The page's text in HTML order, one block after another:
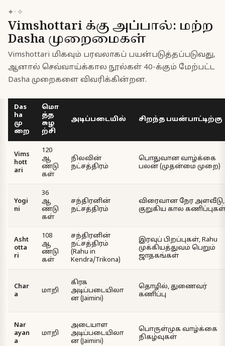
✦ · ✧
Vimshottari க்கு அப்பால்: மற்ற
Dasha முறைமைகள்
Vimshottari மிகவும் பரவலாகப் பயன்படுத்தப்படுவது,
ஆனால் செவ்வாய்க்கால நூல்கள் 40-க்கும் மேற்பட்ட
Dasha முறைகளை விவரிக்கின்றன.
Das
ha
மு
றை
மொ
த்த
சுழ
ற்சி
அடிப்படையில் சிறந்த பயன்பாட்டிற்கு
Vims
hott
ari
120
ஆ
ண்டு
கள்
நிலவின்
நட்சத்திரம்
பொதுவான வாழ்க்கை
பலன் (முதன்மை முறை)
Yogi
ni
36
ஆ
ண்டு
கள்
சந்திரனின்
நட்சத்திரம்
விரைவான நேர அளவீடு,
குறுகிய கால கணிப்புகள்
Asht
otta
ri
108
ஆ
ண்டு
கள்
சந்திரனின்
நட்சத்திரம்
(Rahu in
Kendra/Trikona)
இரவுப் பிறப்புகள், Rahu
முக்கியத்துவம் பெறும்
ஜாதகங்கள்
Char
a
மாறி
கிரக
அடிப்படையிலா
ன (Jaimini)
தொழில், துணைவர்
கணிப்பு
Nar
ayan
a
மாறி
அடையாள
அடிப்படையிலா
ன (Jaimini)
பொருள்முக வாழ்க்கை
நிகழ்வுகள்